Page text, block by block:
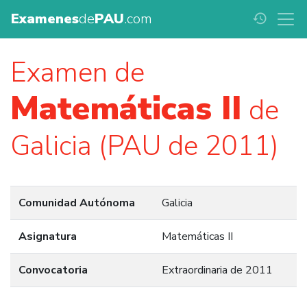
ExamenesdePAU.com history
Examen de
Matemáticas II de
Galicia (PAU de 2011)
Comunidad Autónoma Galicia
Asignatura Matemáticas II
Convocatoria Extraordinaria de 2011